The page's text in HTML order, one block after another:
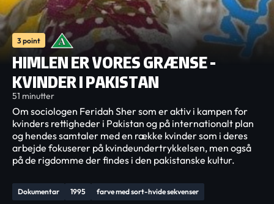
3 point
HIMLEN ER VORES GRÆNSE -
KVINDER I PAKISTAN
51 minutter
Dokumentar 1995 farve med sort-hvide sekvenser
Om sociologen Feridah Sher som er aktiv i kampen for
kvinders rettigheder i Pakistan og på internationalt plan
og hendes samtaler med en række kvinder som i deres
arbejde fokuserer på kvindeundertrykkelsen, men også
på de rigdomme der findes i den pakistanske kultur.